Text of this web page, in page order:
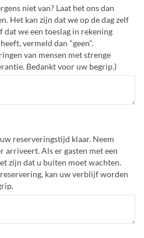
niet van? Laat het ons dan
Het kan zijn dat we op de dag zelf
dat we een toeslag in rekening
vermeld dan "geen".
van mensen met strenge
Bedankt voor uw begrip.)
reserveringstijd klaar. Neem
arriveert. Als er gasten met een
zijn dat u buiten moet wachten.
kan uw verblijf worden